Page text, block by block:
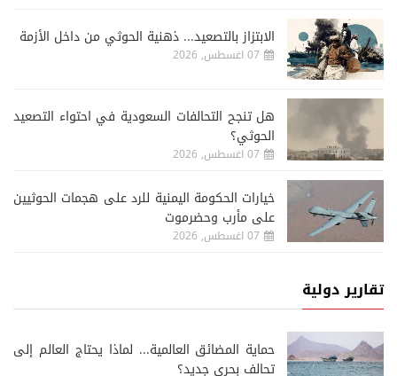
الابتزاز بالتصعيد... ذهنية الحوثي من داخل الأزمة
07 اغسطس, 2026
هل تنجح التحالفات السعودية في احتواء التصعيد
الحوثي؟
07 اغسطس, 2026
خيارات الحكومة اليمنية للرد على هجمات الحوثيين
على مأرب وحضرموت
07 اغسطس, 2026
تقارير دولية
حماية المضائق العالمية... لماذا يحتاج العالم إلى
تحالف بحري جديد؟